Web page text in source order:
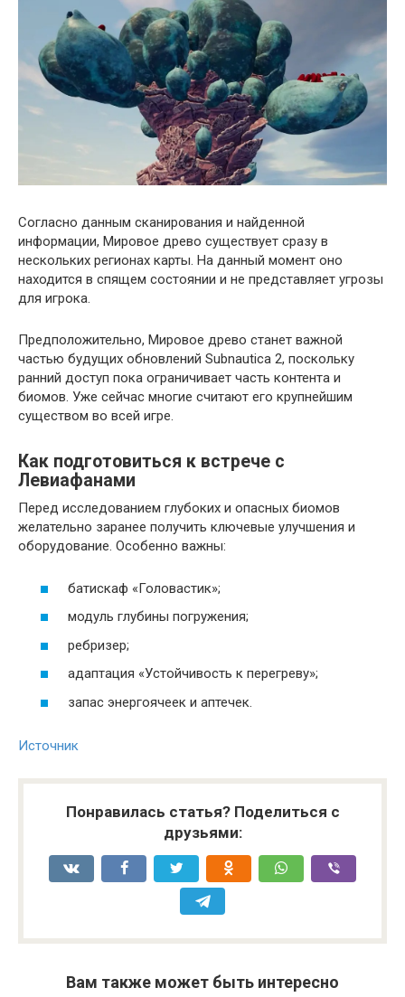
Согласно данным сканирования и найденной
информации, Мировое древо существует сразу в
нескольких регионах карты. На данный момент оно
находится в спящем состоянии и не представляет угрозы
для игрока.
Предположительно, Мировое древо станет важной
частью будущих обновлений Subnautica 2, поскольку
ранний доступ пока ограничивает часть контента и
биомов. Уже сейчас многие считают его крупнейшим
существом во всей игре.
Как подготовиться к встрече с
Левиафанами
Перед исследованием глубоких и опасных биомов
желательно заранее получить ключевые улучшения и
оборудование. Особенно важны:
батискаф «Головастик»;
модуль глубины погружения;
ребризер;
адаптация «Устойчивость к перегреву»;
запас энергоячеек и аптечек.
Источник
Понравилась статья? Поделиться с
друзьями:
Вам также может быть интересно